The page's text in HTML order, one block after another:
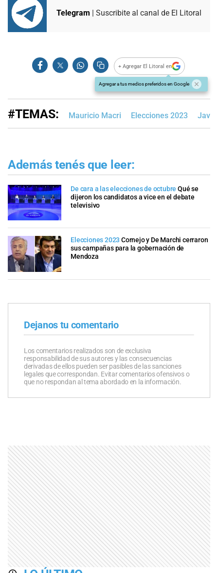
Telegram | Suscribite al canal de El Litoral
+ Agregar El Litoral en
Agregar a tus medios preferidos en Google
#TEMAS: Mauricio Macri Elecciones 2023
Además tenés que leer:
De cara a las elecciones de octubre Qué se
dijeron los candidatos a vice en el debate
televisivo
Elecciones 2023Cornejo y De Marchi cerraron
sus campañas para la gobernación de
Mendoza
Dejanos tu comentario
Los comentarios realizados son de exclusiva
responsabilidad de sus autores y las consecuencias
derivadas de ellos pueden ser pasibles de las sanciones
legales que correspondan. Evitar comentarios ofensivos o
que no respondan al tema abordado en la información.